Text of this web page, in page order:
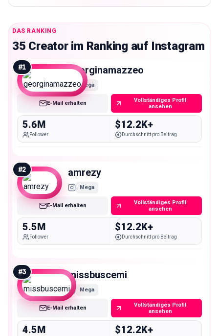
DAS RANKING
35 Creator im Ranking auf Instagram
#1 georginamazzeo
Mega
E-Mail erhalten
Vollständiges Profil
ansehen
5.6M
Follower
$12.2K+
Durchschnitt pro Beitrag
#2 amrezy
Mega
E-Mail erhalten
Vollständiges Profil
ansehen
5.5M
Follower
$12.2K+
Durchschnitt pro Beitrag
#3 missbuscemi
Mega
E-Mail erhalten
Vollständiges Profil
ansehen
4.5M $12.2K+